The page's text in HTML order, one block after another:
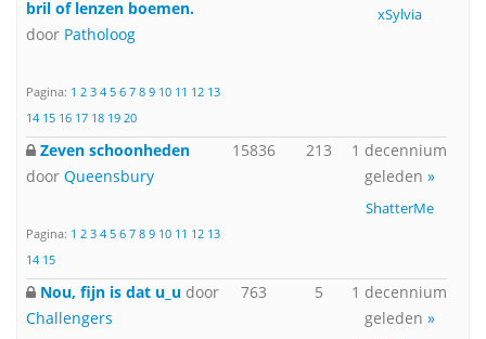
bril of lenzen boemen.
door Patholoog
Pagina: 1 2 3 4 5 6 7 8 9 10 11 12 13
14 15 16 17 18 19 20
xSylvia
Zeven schoonheden
door Queensbury
Pagina: 1 2 3 4 5 6 7 8 9 10 11 12 13
14 15
15836 213
1 decennium
geleden »
ShatterMe
Nou, fijn is dat u_u door
Challengers
763 5
1 decennium
geleden »